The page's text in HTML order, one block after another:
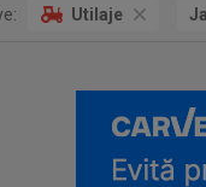
Utilaje